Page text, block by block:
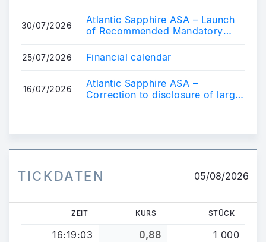
Atlantic Sapphi...
30/07/2026
Atlantic Sapphire ASA – Launch
of Recommended Mandatory
25/07/2026 Financial calendar
16/07/2026
Atlantic Sapphire ASA –
Correction to disclosure of large
TICKDATEN 05/08/2026
ZEIT KURS STÜCK
16:19:03 0,88
1 000